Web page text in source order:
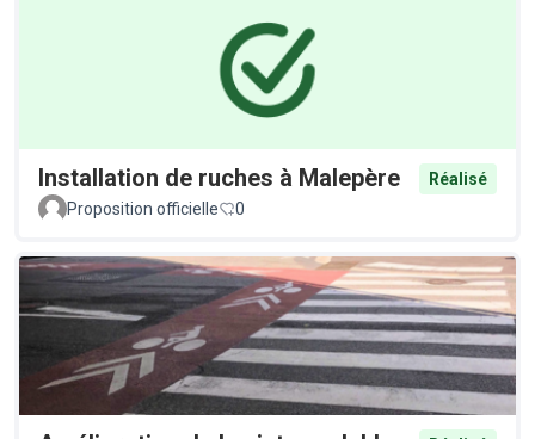
Installation de ruches à Malepère
Réalisé
Proposition officielle
0